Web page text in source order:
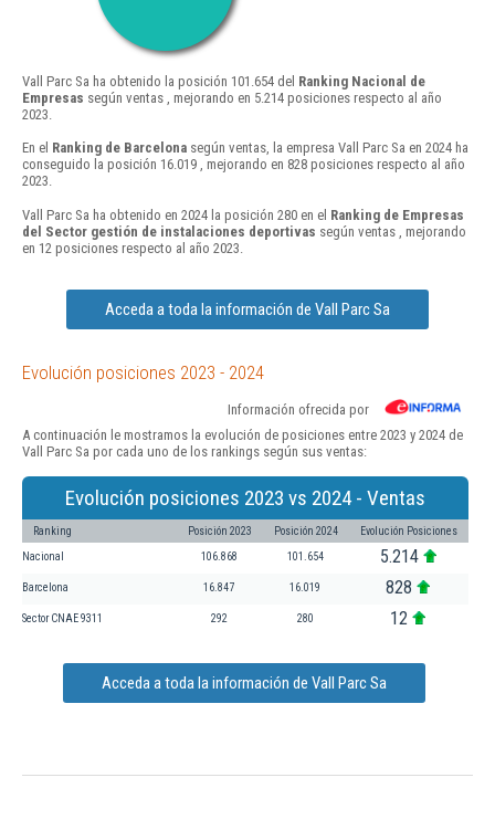
Vall Parc Sa ha obtenido la posición 101.654 del Ranking Nacional de
Empresas según ventas , mejorando en 5.214 posiciones respecto al año
2023.
En el Ranking de Barcelona según ventas, la empresa Vall Parc Sa en 2024 ha
conseguido la posición 16.019 , mejorando en 828 posiciones respecto al año
2023.
Vall Parc Sa ha obtenido en 2024 la posición 280 en el Ranking de Empresas
del Sector gestión de instalaciones deportivas según ventas , mejorando
en 12 posiciones respecto al año 2023.
Acceda a toda la información de Vall Parc Sa
Evolución posiciones 2023 - 2024
Información ofrecida por
A continuación le mostramos la evolución de posiciones entre 2023 y 2024 de
Vall Parc Sa por cada uno de los rankings según sus ventas:
Evolución posiciones 2023 vs 2024 - Ventas
Ranking Posición 2023 Posición 2024 Evolución Posiciones
Nacional 106.868 101.654 5.214
Barcelona 16.847 16.019 828
Sector CNAE 9311 292 280 12
Acceda a toda la información de Vall Parc Sa